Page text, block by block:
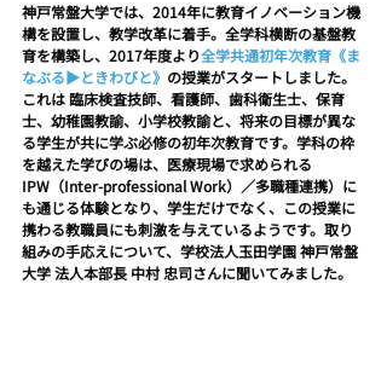
神戸常盤大学では、2014年に教育イノベーション機
構を設置し、教学改革に着手。全学科横断の基盤教
育を構築し、2017年度より全学共通初年次教育《ま
なぶる▶ときわびと》 の授業がスタートしました。
これは 臨床検査技師、看護師、歯科衛生士、保育
士、幼稚園教諭、小学校教諭と、将来の目標が異な
る学生が共に学ぶ必修の初年次教育です。学科の枠
を越えた学びの場は、医療現場で求められる
IPW（Inter-professional Work）／多職種連携）に
も通じる体験となり、学生だけでなく、この授業に
携わる教職員にも刺激を与えているようです。取り
組みの手応えについて、学校法人玉田学園 神戸常盤
大学 法人本部長 中村 忠司さんに聞いてみました。